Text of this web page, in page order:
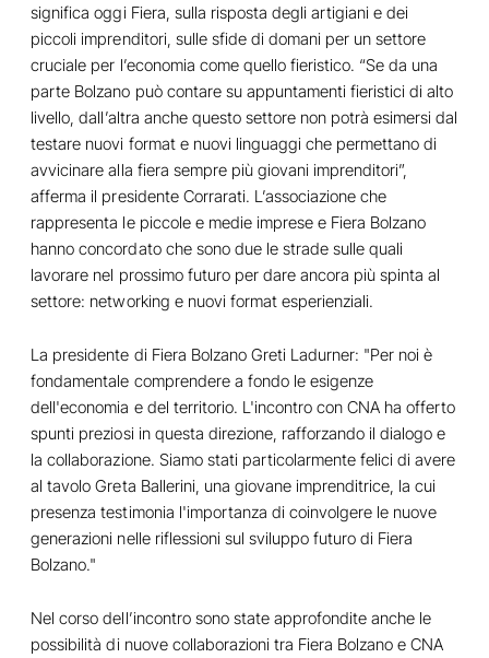
significa oggi Fiera, sulla risposta degli artigiani e dei
piccoli imprenditori, sulle sfide di domani per un settore
cruciale per l’economia come quello fieristico. “Se da una
parte Bolzano può contare su appuntamenti fieristici di alto
livello, dall’altra anche questo settore non potrà esimersi dal
testare nuovi format e nuovi linguaggi che permettano di
avvicinare alla fiera sempre più giovani imprenditori”,
afferma il presidente Corrarati. L’associazione che
rappresenta le piccole e medie imprese e Fiera Bolzano
hanno concordato che sono due le strade sulle quali
lavorare nel prossimo futuro per dare ancora più spinta al
settore: networking e nuovi format esperienziali.
La presidente di Fiera Bolzano Greti Ladurner: "Per noi è
fondamentale comprendere a fondo le esigenze
dell'economia e del territorio. L'incontro con CNA ha offerto
spunti preziosi in questa direzione, rafforzando il dialogo e
la collaborazione. Siamo stati particolarmente felici di avere
al tavolo Greta Ballerini, una giovane imprenditrice, la cui
presenza testimonia l'importanza di coinvolgere le nuove
generazioni nelle riflessioni sul sviluppo futuro di Fiera
Bolzano."
Nel corso dell’incontro sono state approfondite anche le
possibilità di nuove collaborazioni tra Fiera Bolzano e CNA